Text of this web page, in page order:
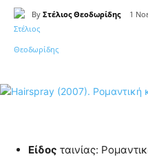
By Στέλιος Θεοδωρίδης 1
Είδος ταινίας: